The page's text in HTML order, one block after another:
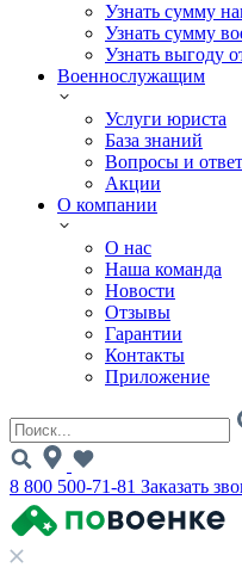
Узнать сумму
Узнать сумму
Узнать выгоду
Военнослужащим
Услуги юриста
База знаний
Вопросы и
Акции
О компании
О нас
Наша команда
Новости
Отзывы
Гарантии
Контакты
Приложение
8 800 500-71-81 Заказать